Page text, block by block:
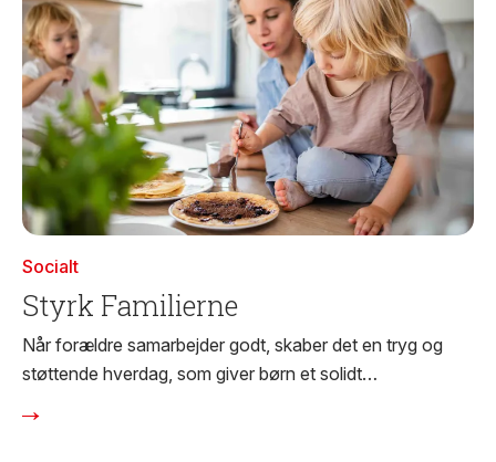
Socialt
Styrk Familierne
Når forældre samarbejder godt, skaber det en tryg og
støttende hverdag, som giver børn et solidt